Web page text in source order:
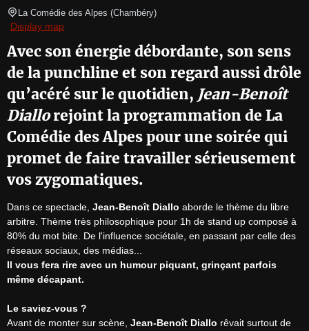
La Comédie des Alpes (Chambéry)
Display map
Avec son énergie débordante, son sens
de la punchline et son regard aussi drôle
qu’acéré sur le quotidien, Jean-Benoît
Diallorejoint la programmation de La
Comédie des Alpes pour une soirée qui
promet de faire travailler sérieusement
vos zygomatiques.
Dans ce spectacle, Jean-Benoît Diallo aborde le thème du libre
arbitre. Thème très philosophique pour 1h de stand up composé à
80% du mot bite. De l'influence sociétale, en passant par celle des
Il vous fera rire avec un humour piquant, grinçant parfois
même décapant.
Le saviez-vous ?
Avant de monter sur scène, Jean-Benoît Diallo rêvait surtout de